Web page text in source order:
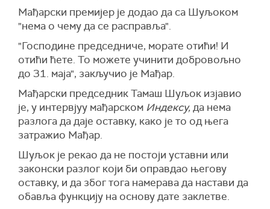
Мађарски премијер је додао да са Шуљоком
"нема о чему да се расправља".
"Господине председниче, морате отићи! И
отићи ћете. То можете учинити добровољно
до 31. маја", закључио је Мађар.
Мађарски председник Тамаш Шуљок изјавио
је, у интервјуу мађарском Индексу, да нема
разлога да даје оставку, како је то од њега
затражио Мађар.
Шуљок је рекао да не постоји уставни или
законски разлог који би оправдао његову
оставку, и да због тога намерава да настави да
обавља функцију на основу дате заклетве.